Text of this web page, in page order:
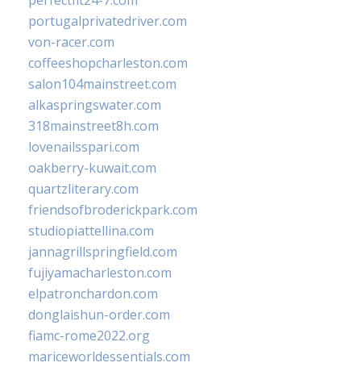
portugalprivatedriver.com
von-racer.com
coffeeshopcharleston.com
salon104mainstreet.com
alkaspringswater.com
318mainstreet8h.com
lovenailsspari.com
oakberry-kuwait.com
quartzliterary.com
friendsofbroderickpark.com
studiopiattellina.com
jannagrillspringfield.com
fujiyamacharleston.com
elpatronchardon.com
donglaishun-order.com
fiamc-rome2022.org
mariceworldessentials.com